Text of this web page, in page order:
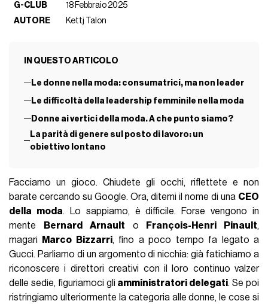
G-CLUB
18 Febbraio 2025
AUTORE
Kettj Talon
IN QUESTO ARTICOLO
Le donne nella moda: consumatrici, ma non leader
Le difficoltà della leadership femminile nella moda
Donne ai vertici della moda. A che punto siamo?
La parità di genere sul posto di lavoro: un
obiettivo lontano
Facciamo un gioco. Chiudete gli occhi, riflettete e non
barate cercando su Google. Ora, ditemi il nome di una CEO
della moda. Lo sappiamo, è difficile. Forse vengono in
mente
Bernard Arnault o François-Henri Pinault,
magari
Marco Bizzarri, fino a poco tempo fa legato a
Gucci. Parliamo di un argomento di nicchia: già fatichiamo a
riconoscere i direttori creativi con il loro continuo valzer
delle sedie, figuriamoci gli amministratori delegati. Se poi
ristringiamo ulteriormente la categoria alle donne, le cose si